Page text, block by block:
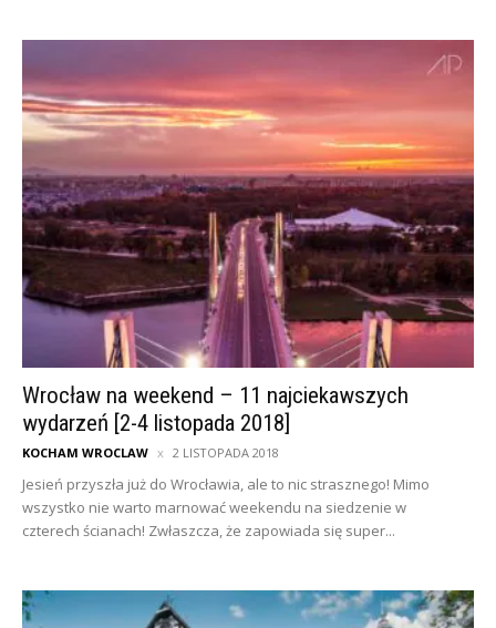
Wrocław na weekend – 11 najciekawszych
wydarzeń [2-4 listopada 2018]
KOCHAM WROCLAW 2 LISTOPADA 2018
Jesień przyszła już do Wrocławia, ale to nic strasznego! Mimo
wszystko nie warto marnować weekendu na siedzenie w
czterech ścianach! Zwłaszcza, że zapowiada się super...